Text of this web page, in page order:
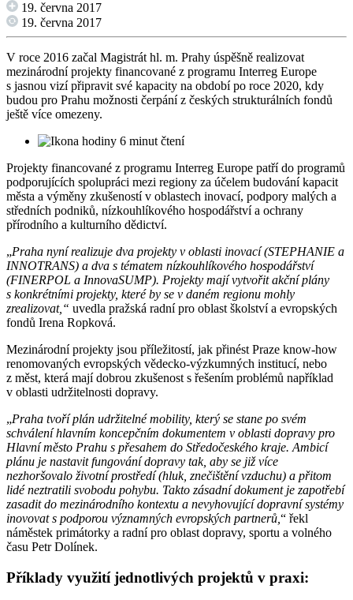
19. června 2017
19. června 2017
V roce 2016 začal Magistrát hl. m. Prahy úspěšně realizovat
mezinárodní projekty financované z programu Interreg Europe
s jasnou vizí připravit své kapacity na období po roce 2020, kdy
budou pro Prahu možnosti čerpání z českých strukturálních fondů
ještě více omezeny.
6 minut čtení
Projekty financované z programu Interreg Europe patří do programů
podporujících spolupráci mezi regiony za účelem budování kapacit
města a výměny zkušeností v oblastech inovací, podpory malých a
středních podniků, nízkouhlíkového hospodářství a ochrany
přírodního a kulturního dědictví.
„Praha nyní realizuje dva projekty v oblasti inovací (STEPHANIE a
INNOTRANS) a dva s tématem nízkouhlíkového hospodářství
(FINERPOL a InnovaSUMP). Projekty mají vytvořit akční plány
s konkrétními projekty, které by se v daném regionu mohly
zrealizovat,“ uvedla pražská radní pro oblast školství a evropských
fondů Irena Ropková.
Mezinárodní projekty jsou příležitostí, jak přinést Praze know-how
renomovaných evropských vědecko-výzkumných institucí, nebo
z měst, která mají dobrou zkušenost s řešením problémů například
v oblasti udržitelnosti dopravy.
„Praha tvoří plán udržitelné mobility, který se stane po svém
schválení hlavním koncepčním dokumentem v oblasti dopravy pro
Hlavní město Prahu s přesahem do Středočeského kraje. Ambicí
plánu je nastavit fungování dopravy tak, aby se již více
nezhoršovalo životní prostředí (hluk, znečištění vzduchu) a přitom
lidé neztratili svobodu pohybu. Takto zásadní dokument je zapotřebí
zasadit do mezinárodního kontextu a nevyhovující dopravní systémy
inovovat s podporou významných evropských partnerů,“ řekl
náměstek primátorky a radní pro oblast dopravy, sportu a volného
času Petr Dolínek.
Příklady využití jednotlivých projektů v praxi: